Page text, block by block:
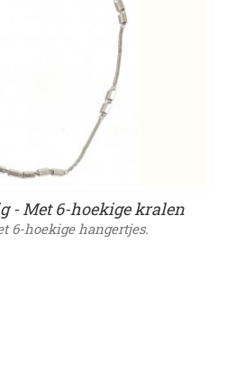
- Met 6-hoekige kralen
6-hoekige hangertjes.